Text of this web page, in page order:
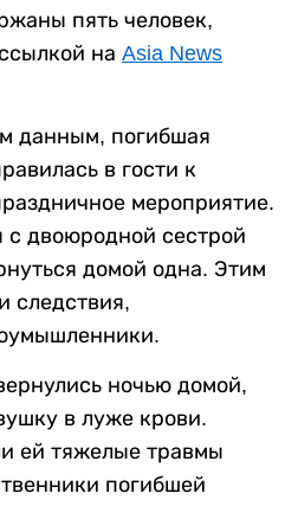
пять человек,
на Asia News
данным, погибшая
в гости к
мероприятие.
с двоюродной сестрой
домой одна. Этим
следствия,
ночью домой,
в луже крови.
ей тяжелые травмы
погибшей